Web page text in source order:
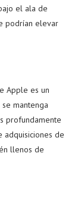
el ala de
podrían elevar
Apple es un
mantenga
profundamente
adquisiciones de
llenos de